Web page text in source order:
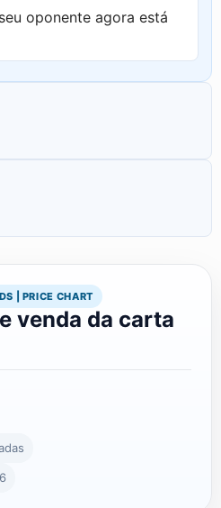
oponente agora está
| PRICE CHART
venda da carta